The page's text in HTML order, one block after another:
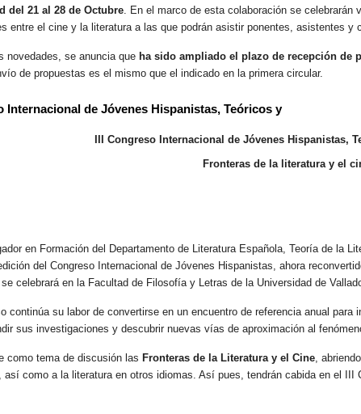
del 21 al 28 de Octubre . En el marco de esta colaboración se
entre el cine y la literatura a las que podrán asistir ponentes, asistentes y
novedades, se anuncia que ha sido ampliado el plazo de recepción de
de propuestas es el mismo que el indicado en la primera circular.
Internacional de Jóvenes Hispanistas, Teóricos y
III Congreso Internacional de Jóvenes Hispanistas,
Fronteras de la literatura y el
en Formación del Departamento de Literatura Española, Teoría de la
del Congreso Internacional de Jóvenes Hispanistas, ahora
celebrará en la Facultad de Filosofía y Letras de la Universidad de
continúa su labor de convertirse en un encuentro de referencia anual
sus investigaciones y descubrir nuevas vías de aproximación al
como tema de discusión las Fronteras de la Literatura y el Cine ,
así como a la literatura en otros idiomas. Así pues, tendrán cabida en el III